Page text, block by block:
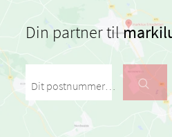
Din partner til
Dit postnummer / din by